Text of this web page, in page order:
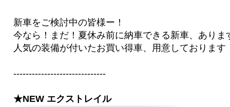
新車をご検討中の皆様ー！
今なら！まだ！夏休み前に納車できる新車、ありま
人気の装備が付いたお買い得車、用意しております
------------------------------
★NEW エクストレイル